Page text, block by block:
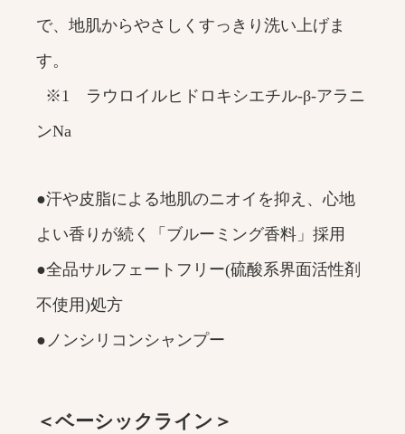
で、地肌からやさしくすっきり洗い上げま
す。
※1 ラウロイルヒドロキシエチル‐β‐アラニ
ンNa
●汗や皮脂による地肌のニオイを抑え、心地
よい香りが続く「ブルーミング香料」採用
●全品サルフェートフリー(硫酸系界面活性剤
不使用)処方
●ノンシリコンシャンプー
＜ベーシックライン＞